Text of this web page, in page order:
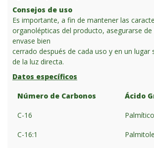
Consejos de uso
Es importante, a fin de mantener las
organolépticas del producto, asegurarse
envase bien
cerrado después de cada uso y en un lugar
de la luz directa.
Datos específicos
Número de Carbonos Ácido
C-16 Palmítico
C-16:1